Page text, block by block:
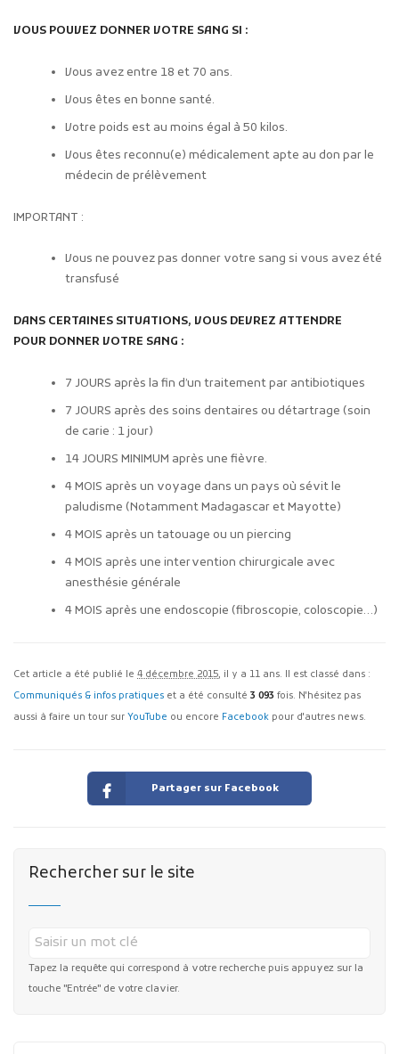
VOUS POUVEZ DONNER VOTRE SANG SI :
Vous avez entre 18 et 70 ans.
Vous êtes en bonne santé.
Votre poids est au moins égal à 50 kilos.
Vous êtes reconnu(e) médicalement apte au don par le
médecin de prélèvement
IMPORTANT :
Vous ne pouvez pas donner votre sang si vous avez été
transfusé
DANS CERTAINES SITUATIONS, VOUS DEVREZ ATTENDRE
POUR DONNER VOTRE SANG :
7 JOURS après la fin d’un traitement par antibiotiques
7 JOURS après des soins dentaires ou détartrage (soin
de carie : 1 jour)
14 JOURS MINIMUM après une fièvre.
4 MOIS après un voyage dans un pays où sévit le
paludisme (Notamment Madagascar et Mayotte)
4 MOIS après un tatouage ou un piercing
4 MOIS après une intervention chirurgicale avec
anesthésie générale
4 MOIS après une endoscopie (fibroscopie, coloscopie…)
Cet article a été publié le 4 décembre 2015, il y a 11 ans. Il est classé dans :
Communiqués & infos pratiques et a été consulté 3 093 fois. N'hésitez pas
aussi à faire un tour sur YouTube ou encore Facebook pour d'autres news.
Partager sur Facebook
Rechercher sur le site
Tapez la requête qui correspond à votre recherche puis appuyez sur la
touche "Entrée" de votre clavier.